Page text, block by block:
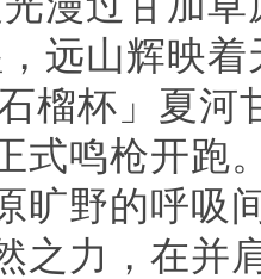
远山辉映
榴杯」夏河
式鸣枪开跑
旷野的呼吸
之力，在并